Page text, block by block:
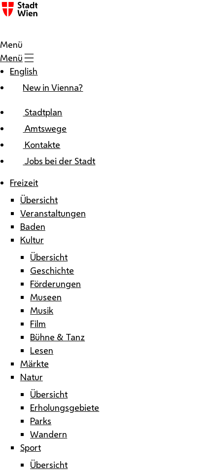
Zum Inhalt
Menü
Menü
English
New in Vienna?
Stadtplan
Amtswege
Kontakte
Jobs bei der Stadt
Freizeit
Übersicht
Veranstaltungen
Baden
Kultur
Übersicht
Geschichte
Förderungen
Museen
Musik
Film
Bühne & Tanz
Lesen
Märkte
Natur
Übersicht
Erholungsgebiete
Parks
Wandern
Sport
Übersicht